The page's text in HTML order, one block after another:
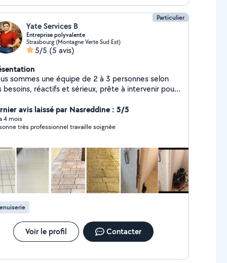
Particulier
Yate Services B
Entreprise polyvalente
Strasbourg (Montagne Verte Sud Est)
5/5 (5 avis)
sommes une équipe de 2 à 3 personnes selon
besoins, réactifs et sérieux, prête à intervenir pour
et aménagements Construction d'armoires ou
en bois Entretien et rénovation légère de
pelouse Taille de haies et arbustes
extérieur et aménagement Cuisine à
baklava, tiramisu, trilece Apéritifs :
brick, mini-wraps Différents plats savoureux
femme à domicile : Coupe droite ou des
lissage simple Boucles
tresses collées (sans rajouts) Autres services
: Nettoyage, aide au déménagement,
Réparations simples et assistance
avis laissé par Nasreddine : 5/5
4 mois
très professionnel travaille soignée
Voir le profil Contacter